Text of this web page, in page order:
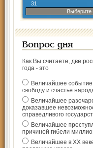
31
Выберите
Вопрос дня
Как Вы считаете, две
года - это
Величайшее
свободу и счастье
Величайшее
доказавшее
справедливого
Величайшее
причиной гибели
Величайшее в ХХ